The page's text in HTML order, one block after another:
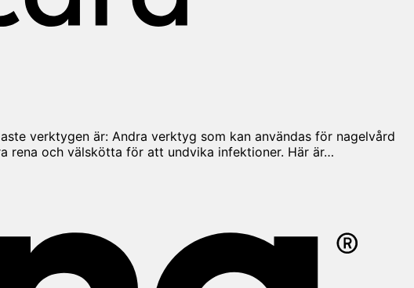
verktygen är: Andra verktyg som kan användas för nagelvård
rena och välskötta för att undvika infektioner. Här är…